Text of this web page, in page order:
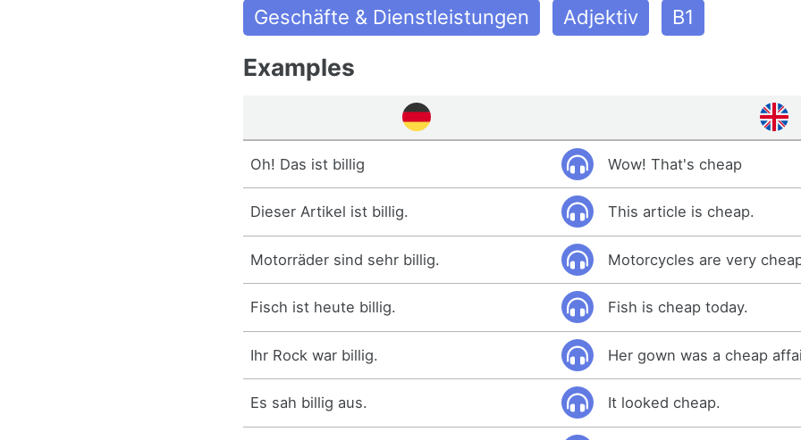
Geschäfte & Dienstleistungen Adjektiv B1
Examples
Oh! Das ist billig Wow! That's cheap
Dieser Artikel ist billig. This article is cheap.
Motorräder sind sehr billig. Motorcycles are very
Fisch ist heute billig. Fish is cheap today.
Ihr Rock war billig. Her gown was a cheap
Es sah billig aus. It looked cheap.